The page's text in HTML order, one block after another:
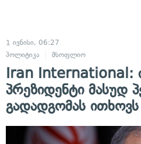
1 ივნისი, 06:27
პოლიტიკა
მსოფლიო
Iran International:
პრეზიდენტი მასუდ
გადადგომას ითხოვს